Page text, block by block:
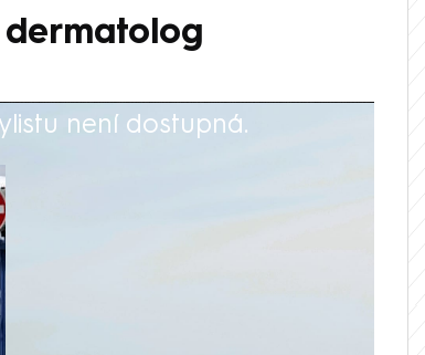
není dostupná.